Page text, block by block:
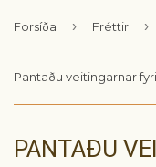
Forsíða › Fréttir ›
Pantaðu veitingarnar
PANTAÐU